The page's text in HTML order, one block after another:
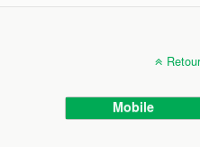
Mobile